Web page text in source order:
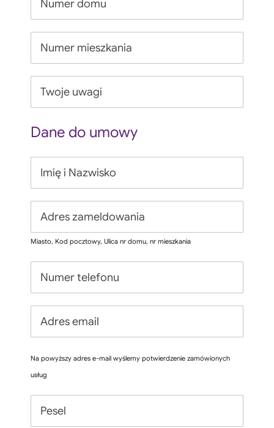
Dane do umowy
Miasto, Kod pocztowy, Ulica nr domu, nr mieszkania
Na powyższy adres e-mail wyślemy potwierdzenie zamówionych
usług